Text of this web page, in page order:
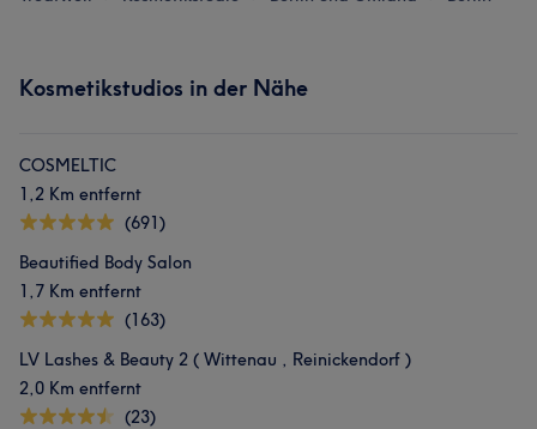
Kosmetikstudios in der Nähe
COSMELTIC
1,2 Km entfernt
(691)
Beautified Body Salon
1,7 Km entfernt
(163)
LV Lashes & Beauty 2 ( Wittenau , Reinickendorf )
2,0 Km entfernt
(23)